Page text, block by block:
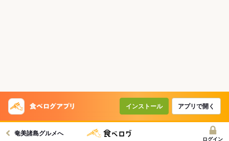
インストール アプリで開く
奄美諸島グルメへ
ログイン